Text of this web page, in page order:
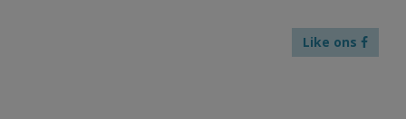
Like ons